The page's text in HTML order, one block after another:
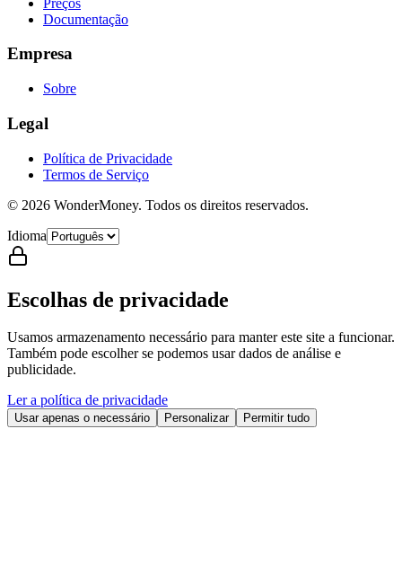
Documentação
Empresa
Sobre
Legal
Política de Privacidade
Termos de Serviço
© 2026 WonderMoney. Todos os direitos reservados.
Idioma
Escolhas de privacidade
Usamos armazenamento necessário para manter este site a funcionar.
Também pode escolher se podemos usar dados de análise e
publicidade.
Ler a política de privacidade
Usar apenas o necessário Personalizar Permitir tudo